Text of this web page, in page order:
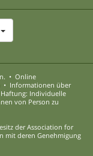
• Online
• Informationen über
Individuelle
von Person zu
der Association for
mit deren Genehmigung